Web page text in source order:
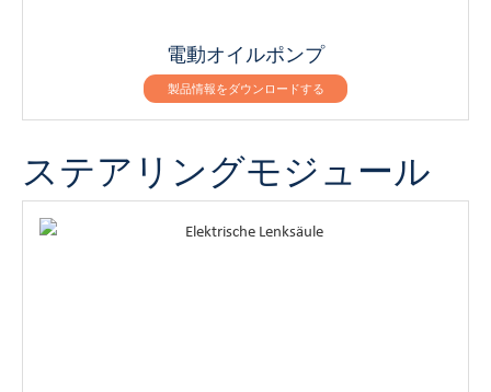
電動オイルポンプ
製品情報をダウンロードする
ステアリングモジュール